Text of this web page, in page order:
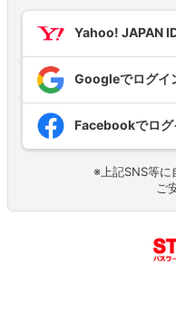
Yahoo! JAPAN
Googleでログイ
Facebookでログ
※上記SNS等に
ご